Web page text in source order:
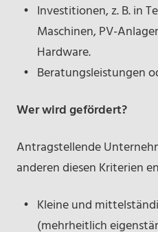
Investitionen, z. B. in
Maschinen, PV-
Hardware.
Beratungsleistungen
Wer wird gefördert?
Antragstellende
anderen diesen Kriterien
Kleine und
(mehrheitlich